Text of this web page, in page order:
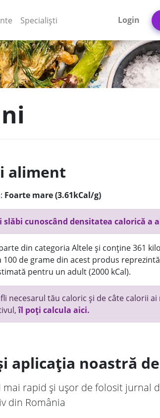
Specialiști Login
aliment
Foarte mare (3.61kCal/g)
slăbi cunoscând densitatea calorică a
din categoria Altele și conține 361
100 de grame din acest produs
pentru un adult (2000 kCal).
necesarul tău caloric și de câte calorii
îl poți calcula aici.
aplicația noastră
mai rapid și ușor de folosit jurnal
din România